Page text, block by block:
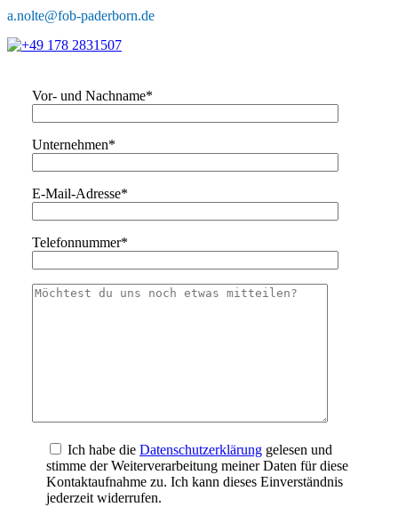
a.nolte@fob-paderborn.de
Vor- und Nachname*
Unternehmen*
E-Mail-Adresse*
Telefonnummer*
Ich habe die Datenschutzerklärung gelesen und
stimme der Weiterverarbeitung meiner Daten für diese
Kontaktaufnahme zu. Ich kann dieses Einverständnis
jederzeit widerrufen.